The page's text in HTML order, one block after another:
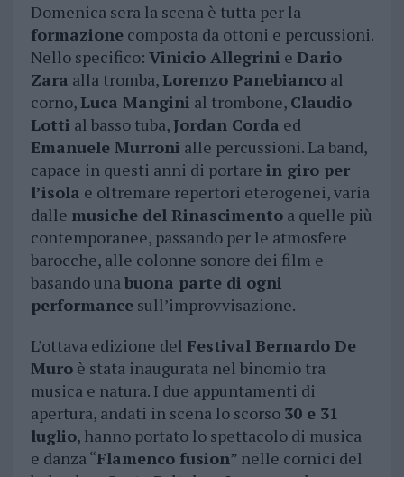
Domenica sera la scena è tutta per la
formazionecomposta da ottoni e percussioni.
Nello specifico: Vinicio Allegrini e Dario
Zara alla tromba,Lorenzo Panebiancoal
corno,Luca Mangini al trombone, Claudio
Lotti al basso tuba,Jordan Corda ed
Emanuele Murroni alle percussioni. La band,
capace in questi anni di portare in giro per
l’isola e oltremare repertori eterogenei, varia
dalle musiche del Rinascimentoa quelle più
contemporanee, passando per le atmosfere
barocche, alle colonne sonore dei film e
basando unabuona parte di ogni
performancesull’improvvisazione.
L’ottava edizione del Festival Bernardo De
Muroè stata inaugurata nel binomio tra
musica e natura. I due appuntamenti di
apertura, andati in scena lo scorso 30 e 31
luglio, hanno portato lo spettacolo di musica
e danza “Flamenco fusion” nelle cornici del